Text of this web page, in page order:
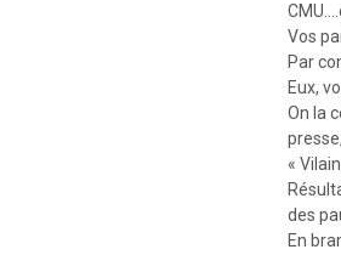
Vos
Par
Eux,
On la
«
des
En